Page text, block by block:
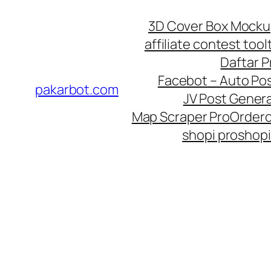
pakarbot.com
3D Cover Box
affiliate contest
Daftar
Facebot – Auto
JV Post
Map Scraper Pro
shopi pro